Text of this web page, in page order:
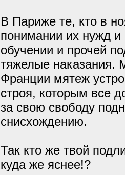
В Париже те, кто в
понимании их нужд
обучении и прочей
тяжелые наказания.
Франции мятеж
строя, которым все
за свою свободу
снисхождению.
Так кто же твой
куда же яснее!?